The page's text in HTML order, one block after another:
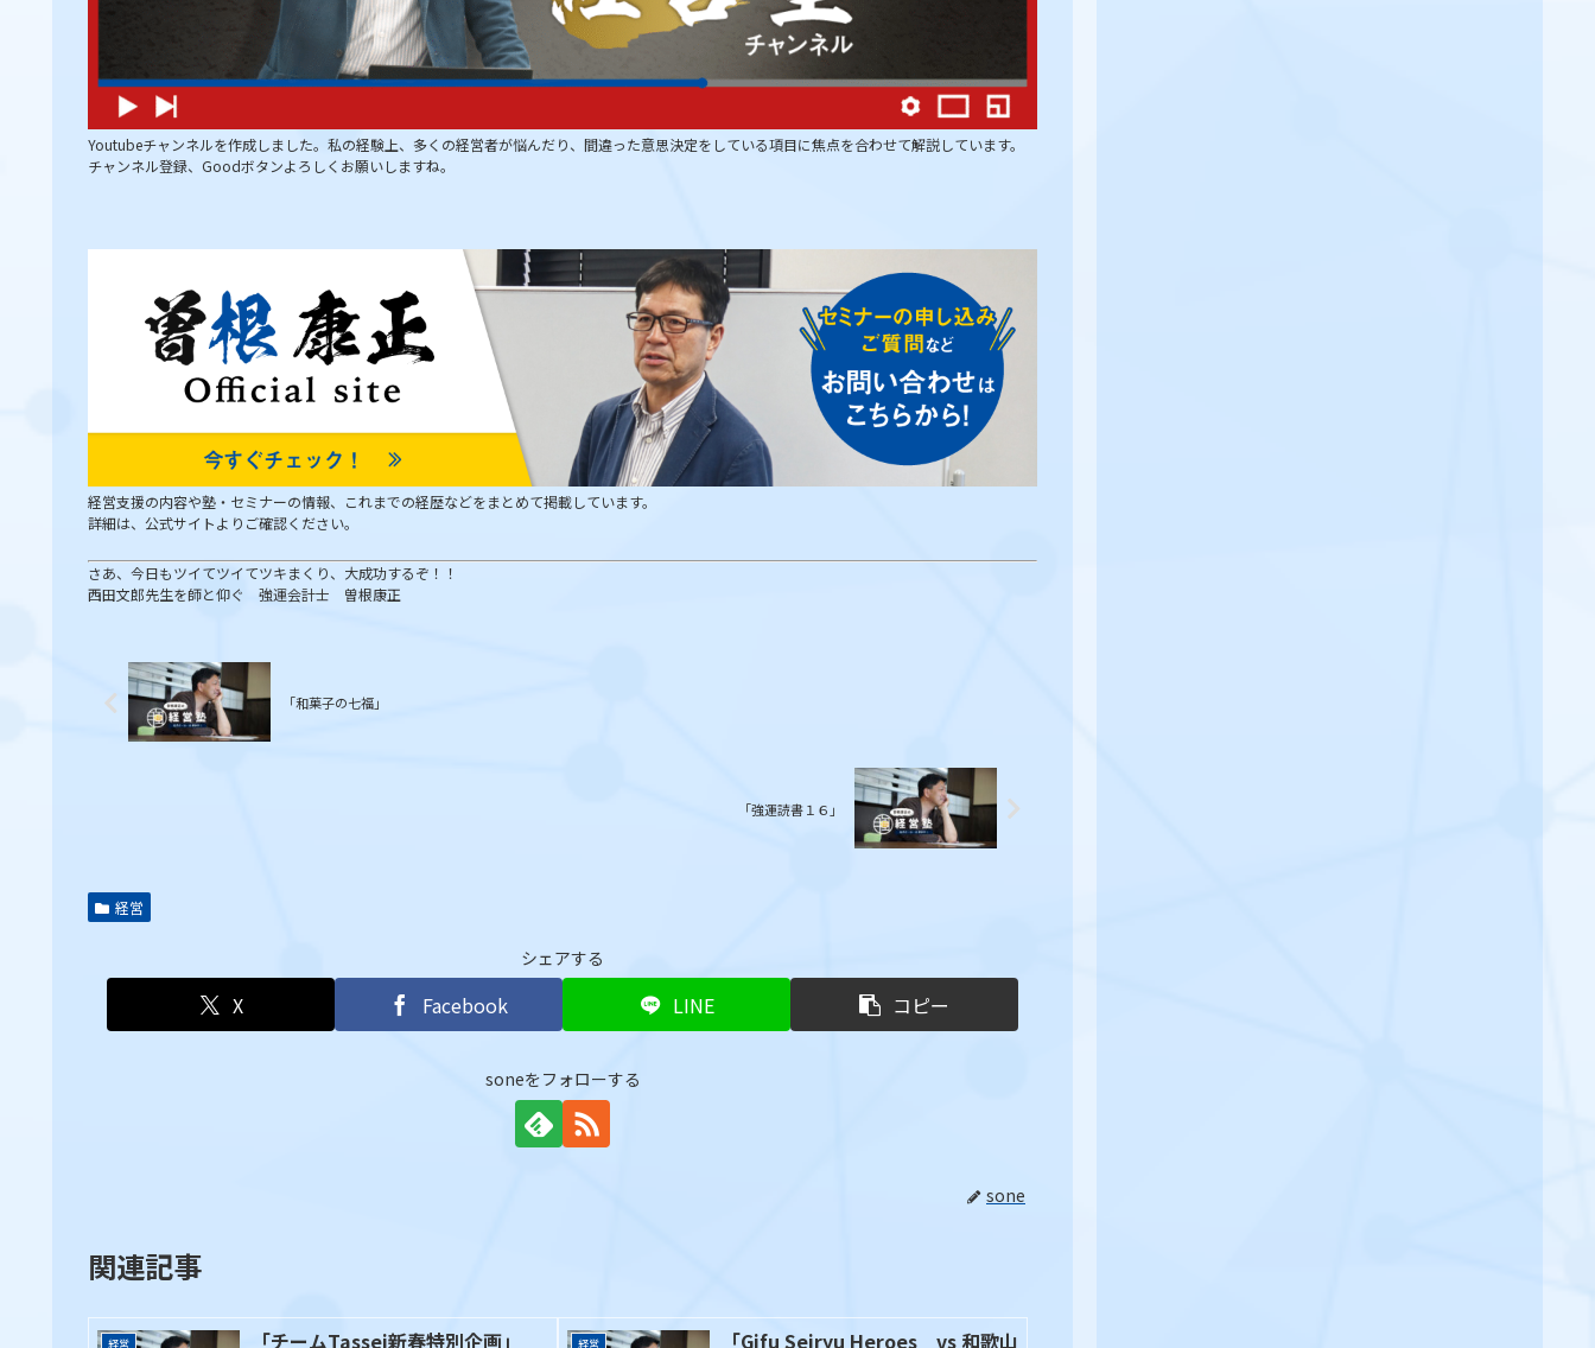
Youtubeチャンネルを作成しました。私の経験上、多くの経営者が悩んだり、間違った意思決定をしている項目に焦点を合わせて解説しています。
チャンネル登録、Goodボタンよろしくお願いしますね。
経営支援の内容や塾・セミナーの情報、これまでの経歴などをまとめて掲載しています。
詳細は、公式サイトよりご確認ください。
さあ、今日もツイてツイてツキまくり、大成功するぞ！！
西田文郎先生を師と仰ぐ 強運会計士 曽根康正
「和菓子の七福」
「強運読書１６」
経営
シェアする
X Facebook LINE コピー
soneをフォローする
sone
関連記事
経営 「チームTassei新春特別企画」 経営 「Gifu Seiryu Heroes vs 和歌山